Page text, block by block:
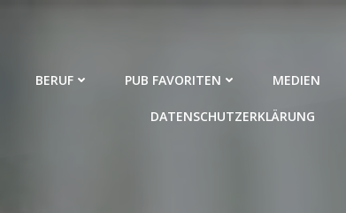
BERUF PUB FAVORITEN MEDIEN
DATENSCHUTZERKLÄRUNG